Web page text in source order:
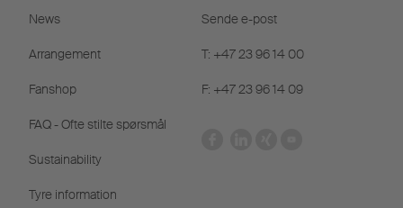
News
Arrangement
Fanshop
FAQ - Ofte stilte spørsmål
Sustainability
Tyre information
Sende e-post
T: +47 23 96 14 00
F: +47 23 96 14 09